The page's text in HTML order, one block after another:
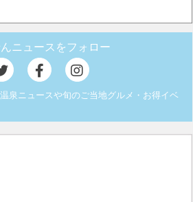
ニュースをフォロー
泉ニュースや旬のご当地グルメ・お得イベ